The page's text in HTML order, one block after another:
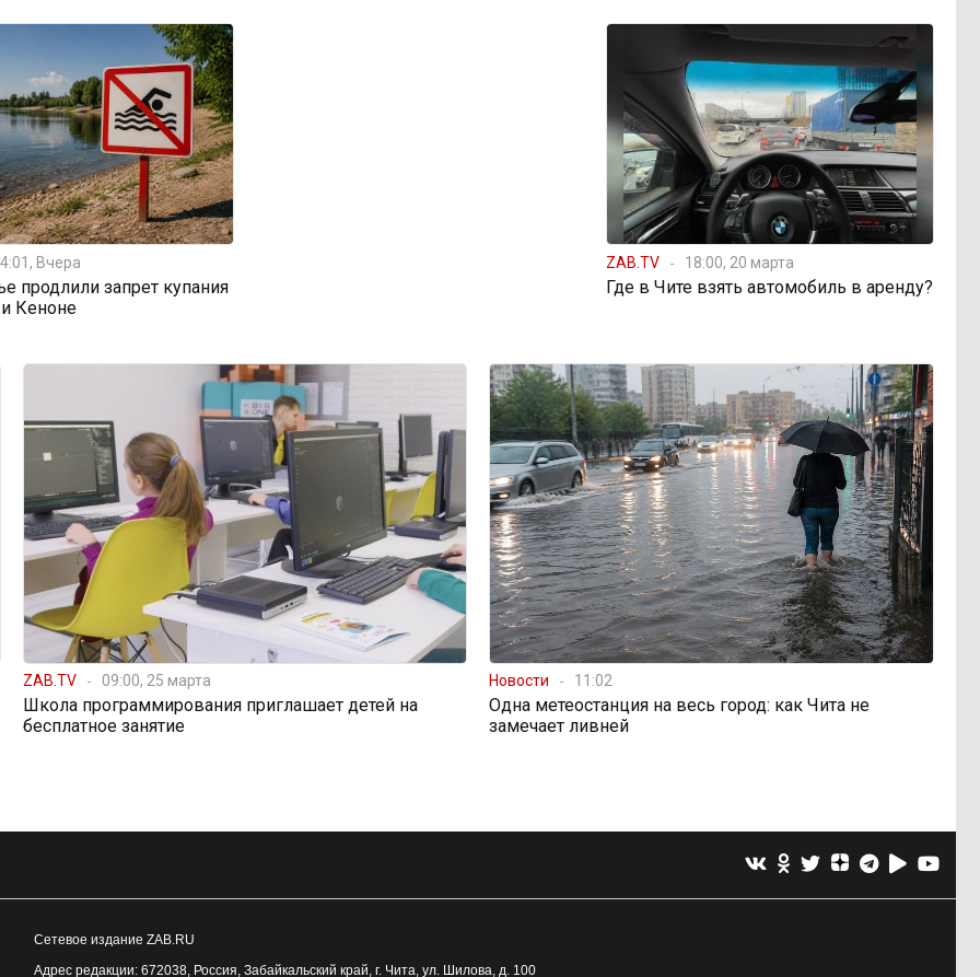
Вчера
продлили запрет купания
Кеноне
ZAB.TV 18:00, 20 марта
Где в Чите взять автомобиль в аренду?
ZAB.TV 09:00, 25 марта
Школа программирования приглашает детей на
бесплатное занятие
Новости 11:02
Одна метеостанция на весь город: как Чита не
замечает ливней
Сетевое издание ZAB.RU
Адрес редакции: 672038, Россия, Забайкальский край, г. Чита, ул. Шилова, д. 100